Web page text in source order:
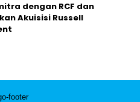
dengan RCF dan
Akuisisi Russell